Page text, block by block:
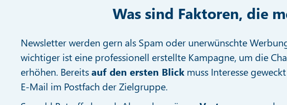
Was sind Faktoren, die
Newsletter werden gern als Spam oder unerwünschte
wichtiger ist eine professionell erstellte Kampagne, um die
erhöhen. Bereitsauf den ersten Blick muss Interesse
E-Mail im Postfach der Zielgruppe.